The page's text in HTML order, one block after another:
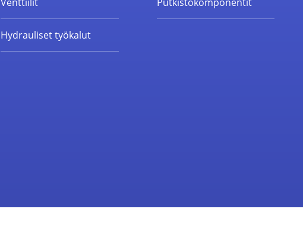
Hydrauliset työkalut